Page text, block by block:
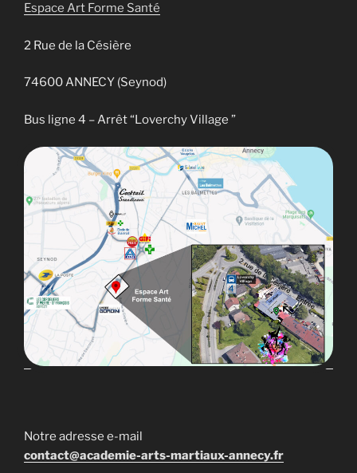
Espace Art Forme Santé
2 Rue de la Césière
74600 ANNECY (Seynod)
Bus ligne 4 – Arrêt “Loverchy Village ”
Notre adresse e-mail
contact@academie-arts-martiaux-annecy.fr